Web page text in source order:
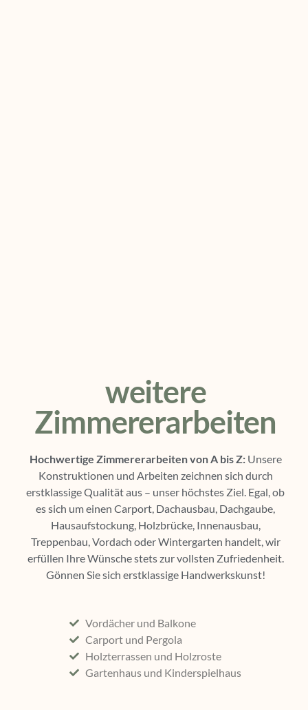
weitere
Zimmererarbeiten
Hochwertige Zimmererarbeiten von A bis Z:Unsere
Konstruktionen und Arbeiten zeichnen sich durch
erstklassige Qualität aus – unser höchstes Ziel. Egal, ob
es sich um einen Carport, Dachausbau, Dachgaube,
Hausaufstockung, Holzbrücke, Innenausbau,
Treppenbau, Vordach oder Wintergarten handelt, wir
erfüllen Ihre Wünsche stets zur vollsten Zufriedenheit.
Gönnen Sie sich erstklassige Handwerkskunst!
Vordächer und Balkone
Carport und Pergola
Holzterrassen und Holzroste
Gartenhaus und Kinderspielhaus